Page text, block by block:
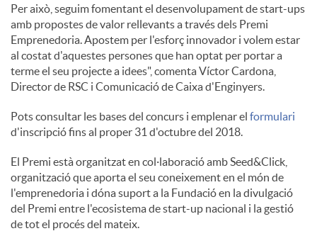
Per això, seguim fomentant el desenvolupament de start-ups
amb propostes de valor rellevants a través dels Premi
Emprenedoria. Apostem per l'esforç innovador i volem estar
al costat d'aquestes persones que han optat per portar a
terme el seu projecte a idees", comenta Víctor Cardona,
Director de RSC i Comunicació de Caixa d'Enginyers.
Pots consultar les bases del concurs i emplenar el formulari
d'inscripció fins al proper 31 d'octubre del 2018.
El Premi està organitzat en col·laboració amb Seed&Click,
organització que aporta el seu coneixement en el món de
l'emprenedoria i dóna suport a la Fundació en la divulgació
del Premi entre l'ecosistema de start-up nacional i la gestió
de tot el procés del mateix.